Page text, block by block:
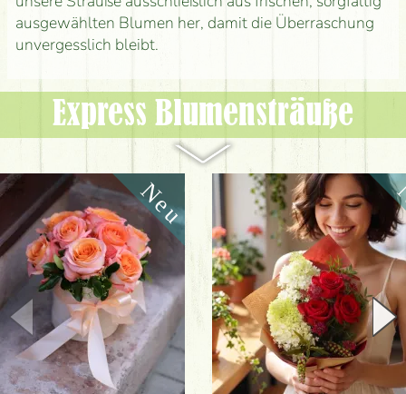
ausgewählten Blumen her, damit die Überraschung
unvergesslich bleibt.
Express Blumen­sträuße